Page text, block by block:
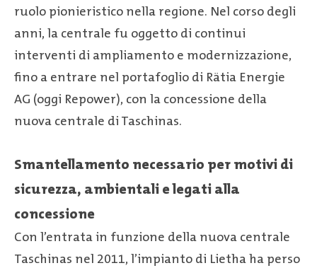
ruolo pionieristico nella regione. Nel corso degli
anni, la centrale fu oggetto di continui
interventi di ampliamento e modernizzazione,
fino a entrare nel portafoglio di Rätia Energie
AG (oggi Repower), con la concessione della
nuova centrale di Taschinas.
Smantellamento necessario per motivi di
sicurezza, ambientali e legati alla
concessione
Con l’entrata in funzione della nuova centrale
Taschinas nel 2011, l’impianto di Lietha ha perso